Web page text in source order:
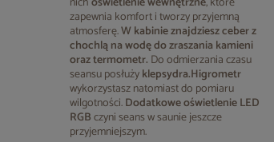
zapewnia komfort i tworzy przyjemną
atmosferę.W kabinie znajdziesz ceber z
chochlą na wodę do zraszania kamieni
oraz termometr. Do odmierzania czasu
seansu posłużyklepsydra.Higrometr
wykorzystasz natomiast do pomiaru
wilgotności.Dodatkowe oświetlenie LED
RGBczyni seans w saunie jeszcze
przyjemniejszym.